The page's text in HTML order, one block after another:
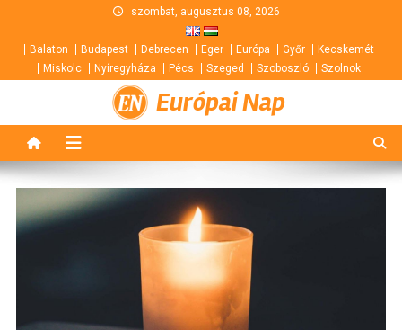
content
szombat, augusztus 08, 2026
Balaton Budapest Debrecen Eger Európa Győr
Kecskemét
Miskolc
Nyíregyháza Pécs Szeged Szoboszló Szolnok
Európai Nap